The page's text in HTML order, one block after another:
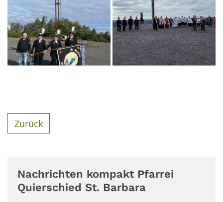
Zurück
Nachrichten kompakt Pfarrei
Quierschied St. Barbara